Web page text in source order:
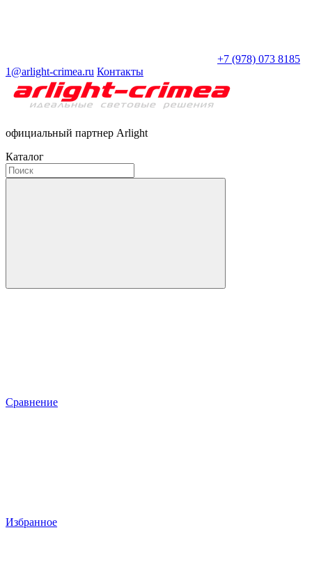
+7 (978) 073 8185
1@arlight-crimea.ru Контакты
официальный партнер Arlight
Каталог
Сравнение
Избранное